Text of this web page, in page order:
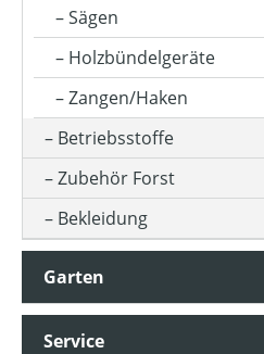
Sägen
Holzbündelgeräte
Zangen/Haken
Betriebsstoffe
Zubehör Forst
Bekleidung
Garten
Service